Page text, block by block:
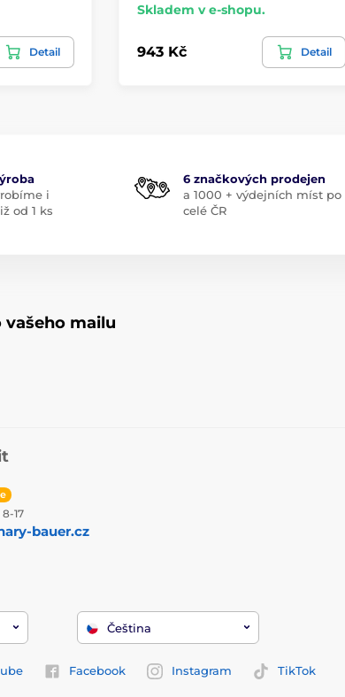
Detail
Skladem v e-shopu.
943 Kč Detail
i
od 1 ks
6 značkových prodejen
a 1000 + výdejních míst po
celé ČR
vašeho mailu
17
bauer.cz
Čeština
Facebook Instagram
TikTok